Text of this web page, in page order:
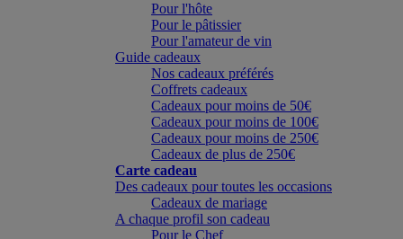
Pour l'hôte
Pour le pâtissier
Pour l'amateur de vin
Guide cadeaux
Nos cadeaux préférés
Coffrets cadeaux
Cadeaux pour moins de 50€
Cadeaux pour moins de 100€
Cadeaux pour moins de 250€
Cadeaux de plus de 250€
Carte cadeau
Des cadeaux pour toutes les occasions
Cadeaux de mariage
A chaque profil son cadeau
Pour le Chef